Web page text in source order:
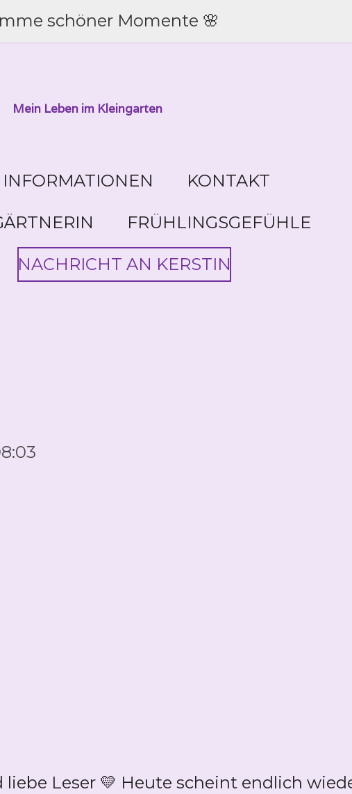
schöner Momente 🌸
Mein Leben im Kleingarten
INFORMATIONEN KONTAKT
FRÜHLINGSGEFÜHLE
NACHRICHT AN KERSTIN
Leser 💛 Heute scheint endlich